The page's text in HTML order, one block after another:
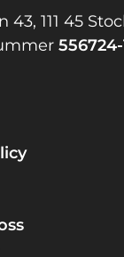
43, 111 45